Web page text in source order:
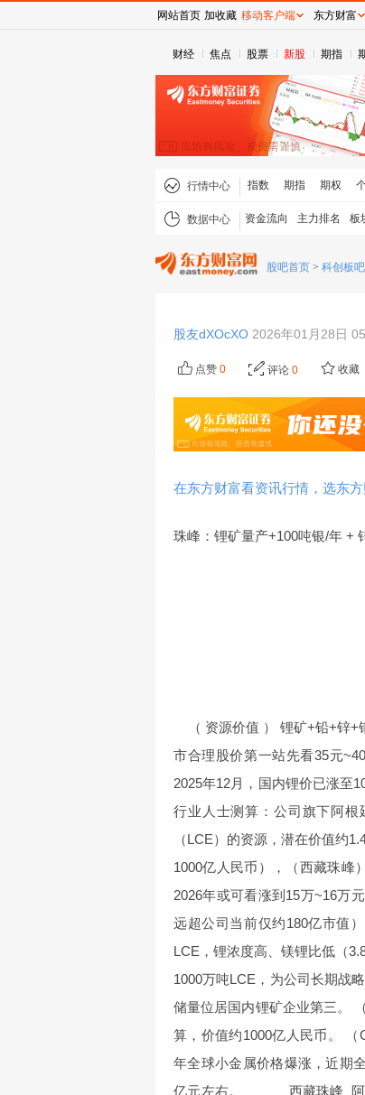
财经 焦点 股票 新股 期指
行情中心 指数 期指 期权
数据中心 资金流向 主力排名 板
股吧首页 > 科创板吧
股友dXOcXO 2026年01月28日
点赞 0 评论 0 收藏
在东方财富看资讯行情，选东
珠峰：锂矿量产+100吨银/年 +
（ 资源价值 ） 锂矿+铅+锌+
市合理股价第一站先看35元
2025年12月，国内锂价已涨至
行业人士测算：公司旗下阿
（LCE）的资源，潜在价值约
1000亿人民币），（西藏珠
2026年或可看涨到15万~16万
远超公司当前仅约180亿市值
LCE，锂浓度高、镁锂比低（
1000万吨LCE，为公司长期战
储量位居国内锂矿企业第三。
算，价值约1000亿人民币。
年全球小金属价格爆涨，近期
亿元左右。 西藏珠峰 阿根
网站首页 加收藏 移动客户端 东方财富